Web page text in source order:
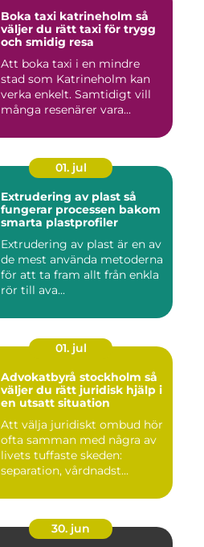
Boka taxi katrineholm så
väljer du rätt taxi för trygg
och smidig resa
Att boka taxi i en mindre
stad som Katrineholm kan
verka enkelt. Samtidigt vill
många resenärer vara...
01. jul
Extrudering av plast så
fungerar processen bakom
smarta plastprofiler
Extrudering av plast är en av
de mest använda metoderna
för att ta fram allt från enkla
rör till ava...
01. jul
Advokatbyrå stockholm så
väljer du rätt juridisk hjälp i
en utsatt situation
Att välja juridiskt ombud hör
ofta samman med några av
livets tuffaste skeden:
separation, vårdnadst...
30. jun